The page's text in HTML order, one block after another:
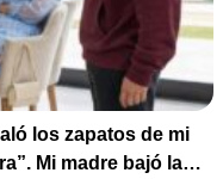
los zapatos de mi
Mi madre bajó la